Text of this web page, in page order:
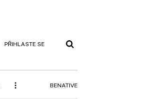
PŘIHLASTE SE
BENATIVE